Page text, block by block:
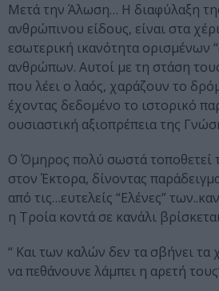
Μετά την Άλωση… Η διαφύλαξη
ανθρώπινου είδους, είναι στα
εσωτερική ικανότητα ορισμένων
ανθρώπων. Αυτοί με τη στάση
που λέει ο λαός, χαράζουν το
έχοντας δεδομένο το ιστορικό
ουσιαστική αξιοπρέπεια της
Ο Όμηρος πολύ σωστά τοποθετεί
στον Έκτορα, δίνοντας
από τις…ευτελείς “Ελένες”
η Τροία κοντά σε κανάλι
“ Και των καλών δεν τα σβήνει τα
να πεθάνουνε λάμπει η